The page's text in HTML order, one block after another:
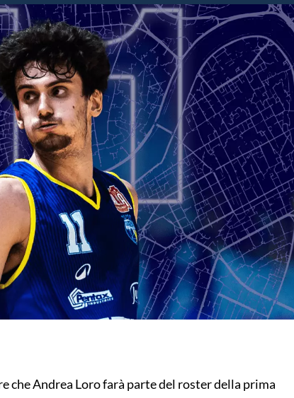
che Andrea Loro farà parte del roster della prima